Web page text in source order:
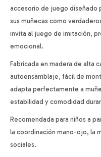
accesorio de juego diseñado
sus muñecas como
invita al juego de imitación,
emocional.
Fabricada en madera de alta
autoensamblaje, fácil de
adapta perfectamente a
estabilidad y comodidad
Recomendada para niños a
la coordinación mano-ojo, la
sociales.